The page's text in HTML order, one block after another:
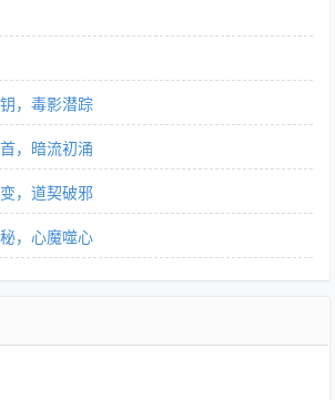
，毒影潜踪
，暗流初涌
，道契破邪
，心魔噬心